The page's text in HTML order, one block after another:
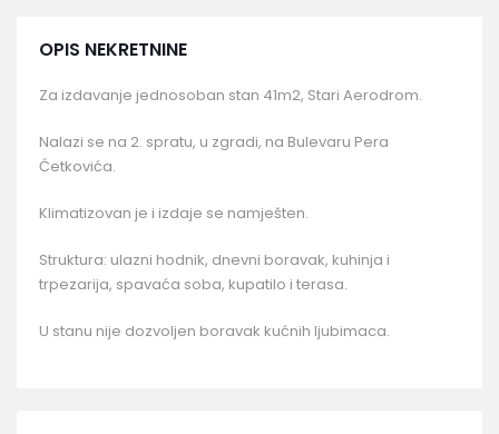
OPIS NEKRETNINE
Za izdavanje jednosoban stan 41m2, Stari Aerodrom.
Nalazi se na 2. spratu, u zgradi, na Bulevaru Pera
Ćetkovića.
Klimatizovan je i izdaje se namješten.
Struktura: ulazni hodnik, dnevni boravak, kuhinja i
trpezarija, spavaća soba, kupatilo i terasa.
U stanu nije dozvoljen boravak kućnih ljubimaca.